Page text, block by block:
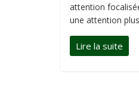
attention
une attention